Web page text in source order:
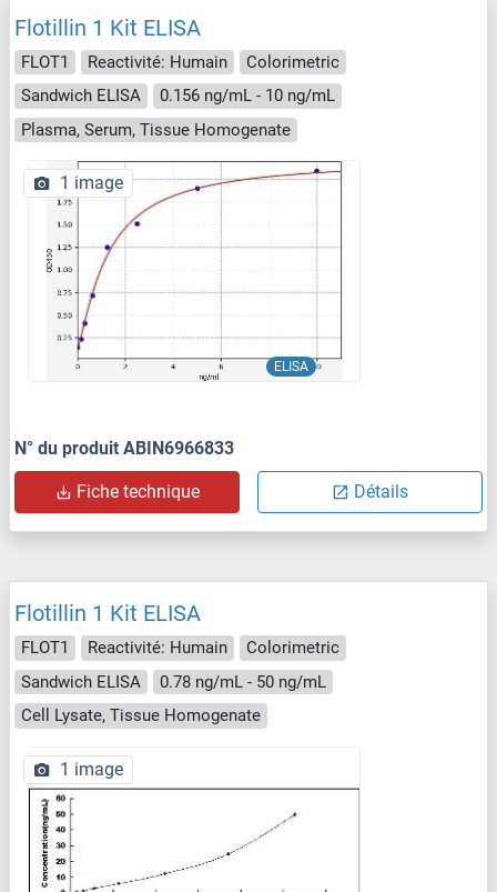
Flotillin 1 Kit ELISA
FLOT1 Reactivité: Humain
Colorimetric
Sandwich ELISA
0.156 ng/mL - 10 ng/mL
Plasma, Serum, Tissue Homogenate
ELISA
1 image
N° du produit ABIN6966833
Fiche technique Détails
Flotillin 1 Kit ELISA
FLOT1 Reactivité: Humain
Colorimetric
Sandwich ELISA
0.78 ng/mL - 50 ng/mL
Cell Lysate, Tissue Homogenate
1 image